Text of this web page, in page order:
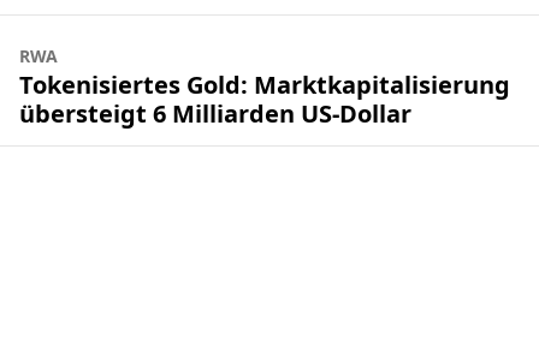
RWA
Tokenisiertes Gold: Marktkapitalisierung
übersteigt 6 Milliarden US-Dollar